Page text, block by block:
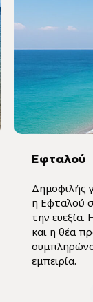
Εφταλού
Δημοφιλής
η Εφταλού
την
και η θέα
εμπειρία.